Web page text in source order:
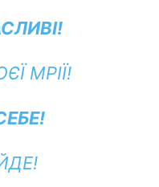
МРІЇ!